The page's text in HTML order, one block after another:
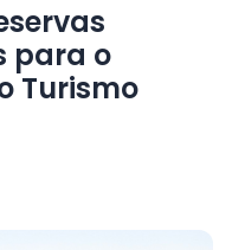
para o
Turismo